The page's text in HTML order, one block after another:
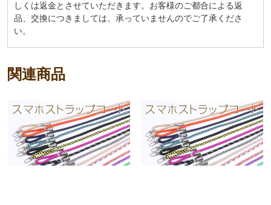
しくは返金とさせていただきます。お客様のご都合による返
品、交換につきましては、承っていませんのでご了承くださ
い。
関連商品